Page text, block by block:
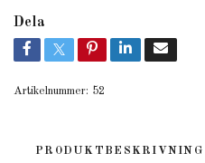
Dela
Artikelnummer: 52
PRODUKTBESKRIVNING